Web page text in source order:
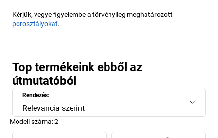
Kérjük, vegye figyelembe a törvényileg meghatározott
porosztályokat.
Top termékeink ebből az
útmutatóból
Rendezés:
Relevancia szerint
Modell száma:2